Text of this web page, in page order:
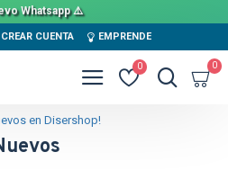
Whatsapp ⚠️
CREAR CUENTA EMPRENDE
0 0
en Disershop!